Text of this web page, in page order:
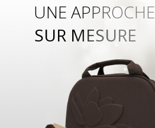
SUR MESURE
UNE APPROCHE